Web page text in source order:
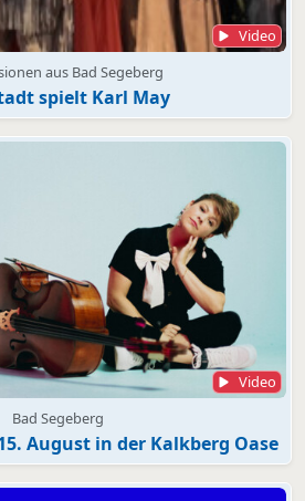
Video
aus Bad Segeberg
spielt Karl May
Video
Bad Segeberg
August in der Kalkberg Oase